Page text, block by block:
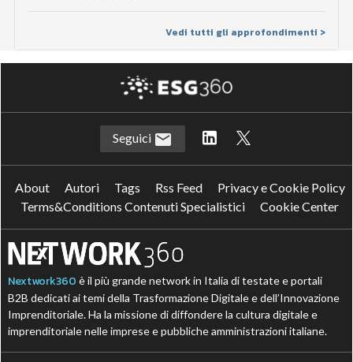
Vedi tutti gli approfondimenti >
Seguici
About Autori Tags Rss Feed
Privacy e Cookie Policy
Terms&Conditions Contenuti Specialistici
Cookie Center
Nextwork360 è il più grande network in Italia di testate e portali
B2B dedicati ai temi della Trasformazione Digitale e dell’Innovazione
Imprenditoriale. Ha la missione di diffondere la cultura digitale e
imprenditoriale nelle imprese e pubbliche amministrazioni italiane.